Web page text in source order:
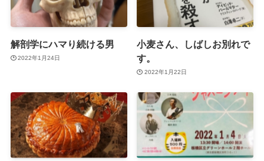
解剖学にハマり続ける男
2022年1月24日
小麦さん、しばしお別れで
す。
2022年1月22日